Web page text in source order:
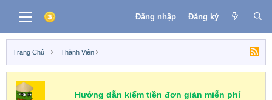
Đăng nhập Đăng ký
Trang Chủ Thành Viên
Hướng dẫn kiếm tiền đơn giản miễn phí